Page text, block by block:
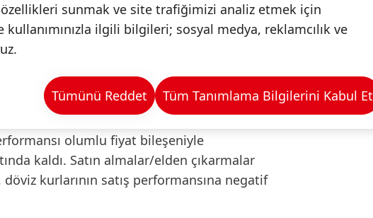
Euro olarak gerçekleşti. Bu rakam bir önceki
göre düzeltilmiş) olarak ise satışlar
dahilindeydi ve özellikle Kuzey Amerika'da
mevcut zorlu jeopolitik ve makroekonomik
olumlu fiyat bileşeniyle
kaldı. Satın almalar/elden çıkarmalar
kurlarının satış performansına negatif
sunmak ve site trafiğimizi analiz etmek için
kullanımınızla ilgili bilgileri; sosyal medya, reklamcılık ve
Tümünü Reddet Tüm Tanımlama Bilgilerini Kabul Et